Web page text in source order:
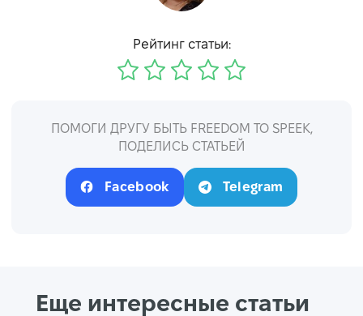
Рейтинг статьи:
ПОМОГИ ДРУГУ БЫТЬ FREEDOM TO SPEEK,
ПОДЕЛИСЬ СТАТЬЕЙ
Facebook Telegram
Еще интересные статьи